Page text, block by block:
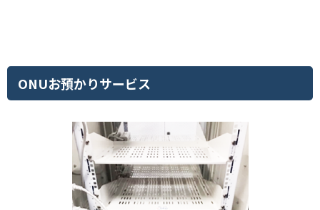
ONUお預かりサービス